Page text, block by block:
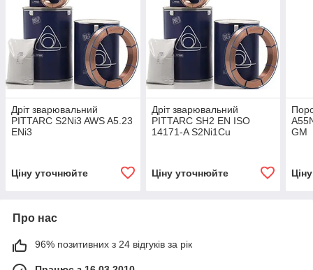
Дріт зварювальний
PITTARC S2Ni3 AWS A5.23
ENi3
Ціну уточнюйте
Дріт зварювальний
PITTARC SH2 EN ISO
14171-A S2Ni1Cu
Ціну уточнюйте
GM
Про нас
96% позитивних з 24 відгуків за рік